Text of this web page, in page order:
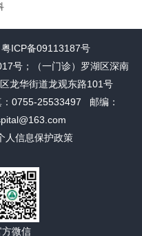
ICP备09113187号
号；（一门诊）罗湖区深南
龙华街道龙观东路101号
0755-25533497 邮编：
人信息保护政策
方微信